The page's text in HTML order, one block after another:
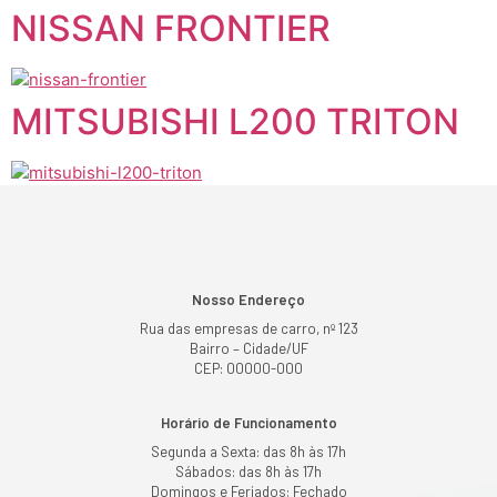
NISSAN FRONTIER
MITSUBISHI L200 TRITON
Nosso Endereço
Rua das empresas de carro, nº 123
Bairro – Cidade/UF
CEP: 00000-000
Horário de Funcionamento
Segunda a Sexta: das 8h às 17h
Sábados: das 8h às 17h
Domingos e Feriados: Fechado